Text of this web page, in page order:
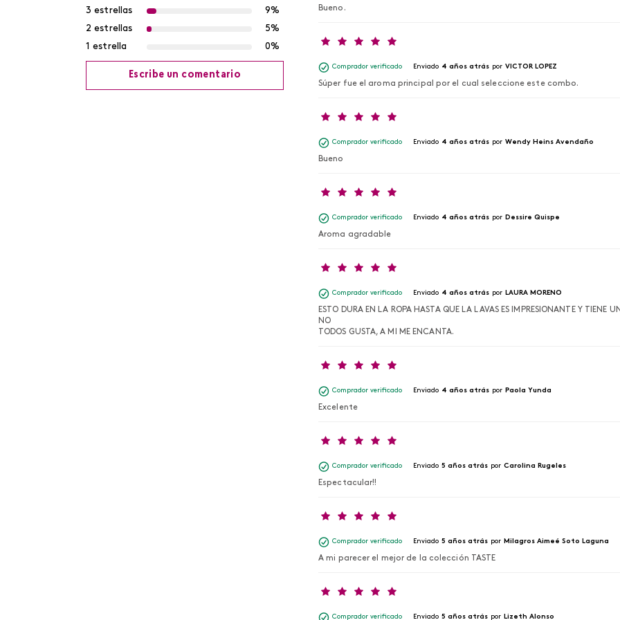
3 estrellas
9%
2 estrellas
5%
1 estrella
0%
Escribe un comentario
Bueno.
Comprador verificado Enviado 4 años atrás por VICTOR LOPEZ
Súper fue el aroma principal por el cual seleccione este combo.
Comprador verificado Enviado 4 años atrás por Wendy Heins Avendaño
Bueno
Comprador verificado Enviado 4 años atrás por Dessire Quispe
Aroma agradable
Comprador verificado Enviado 4 años atrás por LAURA MORENO
ESTO DURA EN LA ROPA HASTA QUE LA LAVAS ES IMPRESIONANTE Y TIENE
NO
TODOS GUSTA, A MI ME ENCANTA.
Comprador verificado Enviado 4 años atrás por Paola Yunda
Excelente
Comprador verificado Enviado 5 años atrás por Carolina Rugeles
Espectacular!!
Comprador verificado Enviado 5 años atrás por Milagros Aimeé Soto Laguna
A mi parecer el mejor de la colección TASTE
Comprador verificado Enviado 5 años atrás por Lizeth Alonso